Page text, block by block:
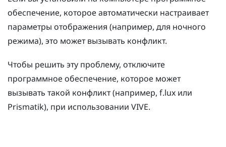
обеспечение, которое автоматически настраивает
параметры отображения (например, для ночного
режима), это может вызывать конфликт.
Чтобы решить эту проблему, отключите
программное обеспечение, которое может
вызывать такой конфликт (например, f.lux или
Prismatik), при использовании VIVE.